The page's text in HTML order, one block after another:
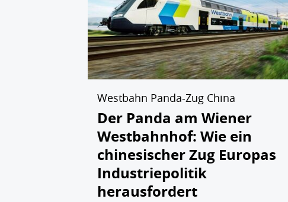
Westbahn Panda-Zug China
Der Panda am Wiener
Westbahnhof: Wie ein
chinesischer Zug Europas
Industriepolitik
herausfordert